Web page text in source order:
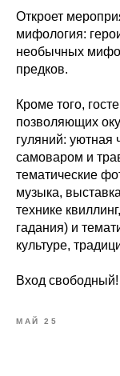
Откроет
мифология:
необычных
предков.
Кроме того,
позволяющих
гуляний:
самоваром и
тематические
музыка,
технике
гадания) и
культуре,
Вход свободный!
МАЙ 25